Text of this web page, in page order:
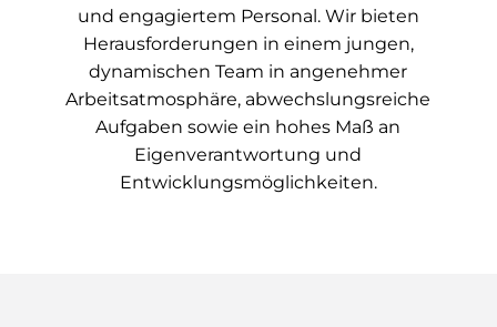
und engagiertem Personal. Wir bieten
Herausforderungen in einem jungen,
dynamischen Team in angenehmer
Arbeitsatmosphäre, abwechslungsreiche
Aufgaben sowie ein hohes Maß an
Eigenverantwortung und
Entwicklungsmöglichkeiten.